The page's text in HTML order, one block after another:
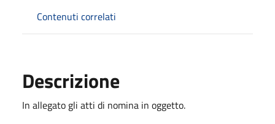
Contenuti correlati
Descrizione
In allegato gli atti di nomina in oggetto.